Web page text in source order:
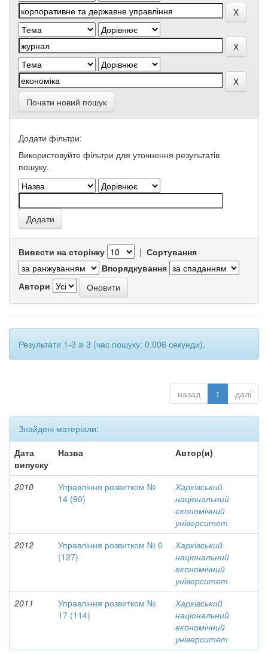
Почати новий пошук
Додати фільтри:
Використовуйте фільтри для уточнення результатів
пошуку.
Вивести на сторінку | Сортування
Впорядкування
Автори
Результати 1-3 зі 3 (час пошуку: 0.006 секунди).
назад 1 далі
Знайдені матеріали:
Дата
випуску
Назва Автор(и)
2010
Управління розвитком №
14 (90)
Харківський
національний
економічний
університет
2012
Управління розвитком № 6
(127)
Харківський
національний
економічний
університет
2011
Управління розвитком №
17 (114)
Харківський
національний
економічний
університет